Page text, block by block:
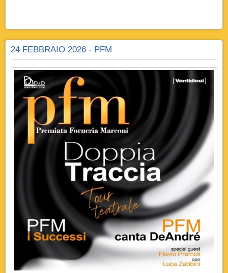
24 FEBBRAIO 2026 - PFM